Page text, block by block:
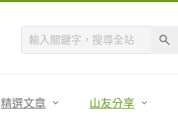
精選文章 山友分享